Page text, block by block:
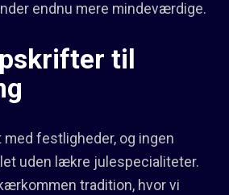
endnu mere mindeværdige.
til
festligheder, og ingen
uden lækre julespecialiteter.
tradition, hvor vi